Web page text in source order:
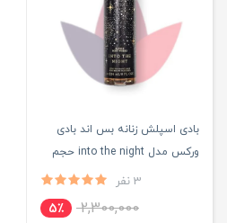
بادی اسپلش زنانه بس اند بادی
ورکس مدل into the night حجم
3 نفر
2,300,000 5٪